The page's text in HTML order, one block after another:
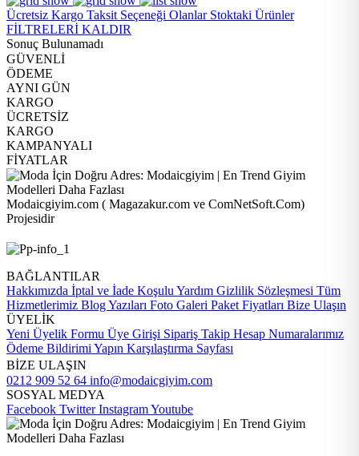
Ücretsiz Kargo Taksit Seçeneği Olanlar Stoktaki Ürünler
FİLTRELERİ KALDIR
Sonuç Bulunamadı
GÜVENLİ
ÖDEME
AYNI GÜN
KARGO
ÜCRETSİZ
KARGO
KAMPANYALI
FİYATLAR
Modaicgiyim.com ( Magazakur.com ve ComNetSoft.Com)
Projesidir
BAĞLANTILAR
Hakkımızda İptal ve İade Koşulu Yardım Gizlilik Sözleşmesi Tüm
Hizmetlerimiz Blog Yazıları Foto Galeri Paket Fiyatları Bize Ulaşın
ÜYELİK
Yeni Üyelik Formu Üye Girişi Sipariş Takip Hesap Numaralarımız
Ödeme Bildirimi Yapın Karşılaştırma Sayfası
BİZE ULAŞIN
0212 909 52 64 info@modaicgiyim.com
SOSYAL MEDYA
Facebook TwitterInstagramYoutube